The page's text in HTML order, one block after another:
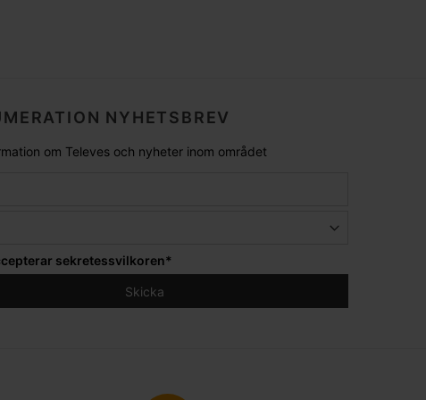
NYHETSBREV
om Televes och nyheter inom området
sekretessvilkoren*